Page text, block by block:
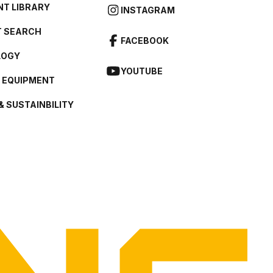
LIBRARY
SEARCH
SUSTAINBILITY
INSTAGRAM
FACEBOOK
YOUTUBE